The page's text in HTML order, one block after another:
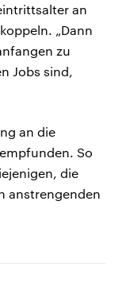
an
„Dann
zu
Jobs sind,
an die
So
die
anstrengenden